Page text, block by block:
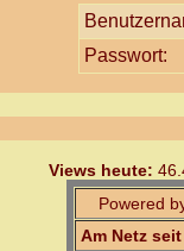
Passwort:
Views heute:
Powered
Am Netz